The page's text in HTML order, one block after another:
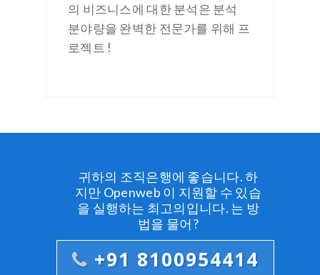
의 비즈니스에 대한 분석은 분석
분야량을 완벽한 전문가를 위해 프
로젝트 !
귀하의 조직은행에 좋습니다. 하
지만 Openweb 이 지원할 수 있습
을 실행하는 최고의입니다. 는 방
법을 물어?
+91 8100954414